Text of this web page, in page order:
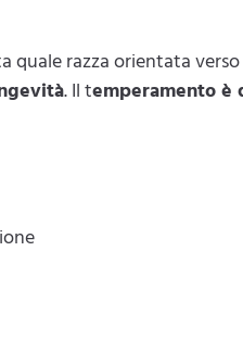
quale razza orientata
. Il temperamento è